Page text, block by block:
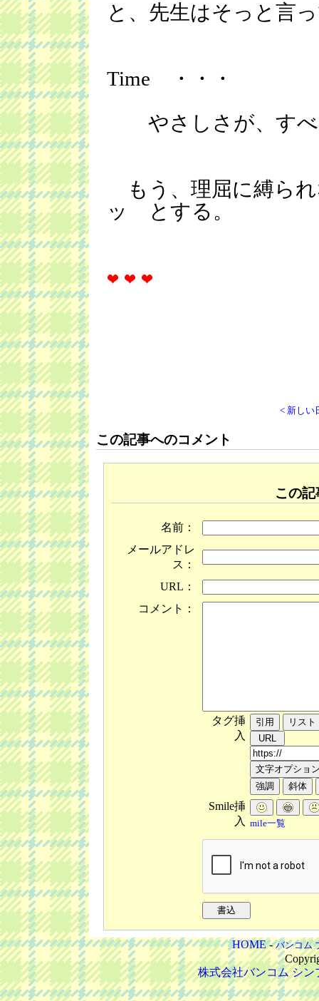
と、先生はそっと言
Time ・・・
やさしさが、すべ
もう、理屈に縛ら
ッ とする。
< 新しい
この記事へのコメント
この
名前：
メールアドレ
ス：
URL：
コメント：
タグ挿
入
Smile挿
入 mile一覧
HOME-バンコム
株式会社バンコム シン